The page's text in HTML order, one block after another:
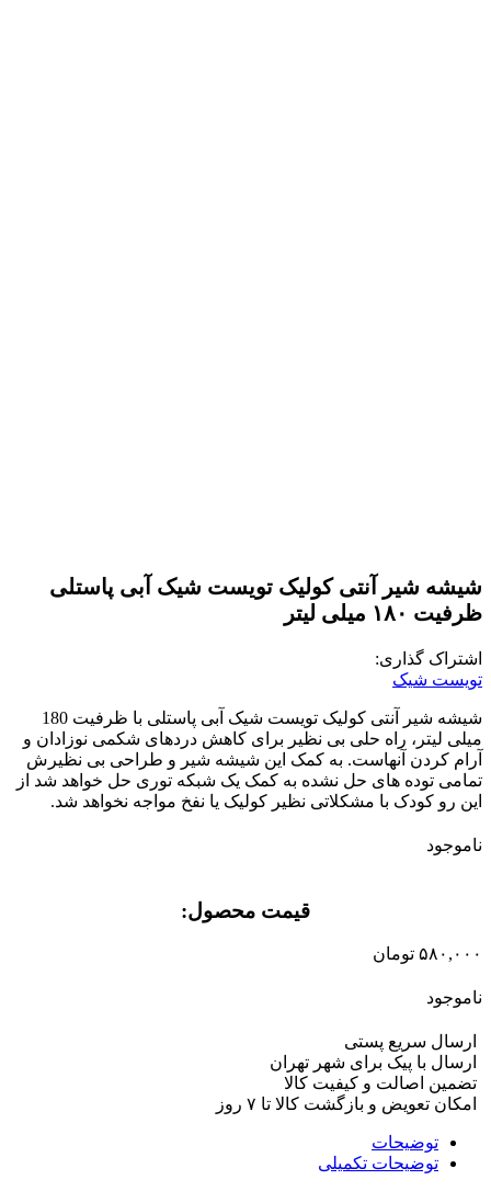
شیشه شیر آنتی کولیک تویست شیک آبی پاستلی
ظرفیت ۱۸۰ میلی لیتر
اشتراک گذاری:
تویست شیک
شیشه شیر آنتی کولیک تویست شیک آبی پاستلی با ظرفیت 180
میلی لیتر، راه حلی بی نظیر برای کاهش دردهای شکمی نوزادان و
آرام کردن آنهاست. به کمک این شیشه شیر و طراحی بی نظیرش
تمامی توده های حل نشده به کمک یک شبکه توری حل خواهد شد از
این رو کودک با مشکلاتی نظیر کولیک یا نفخ مواجه نخواهد شد.
ناموجود
قیمت محصول:​
۵۸۰,۰۰۰ تومان
ناموجود
ارسال سریع پستی
ارسال با پیک برای شهر تهران
تضمین اصالت و کیفیت کالا
امکان تعویض و بازگشت کالا تا ۷ روز
توضیحات
توضیحات تکمیلی